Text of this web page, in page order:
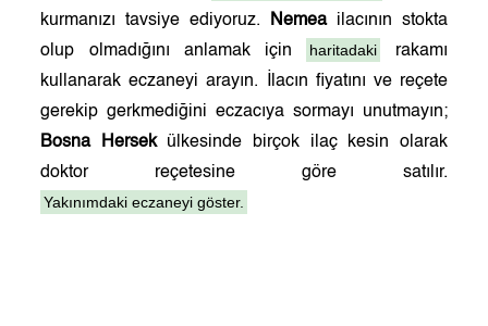
kurmanızı tavsiye ediyoruz.
Nemeailacının stokta
olup olmadığını anlamak için
haritadaki
rakamı
kullanarak eczaneyi arayın. İlacın fiyatını ve reçete
gerekip gerkmediğini eczacıya sormayı unutmayın;
Bosna Hersekülkesinde birçok ilaç kesin olarak
doktor reçetesine göre satılır.
Yakınımdaki eczaneyi göster.